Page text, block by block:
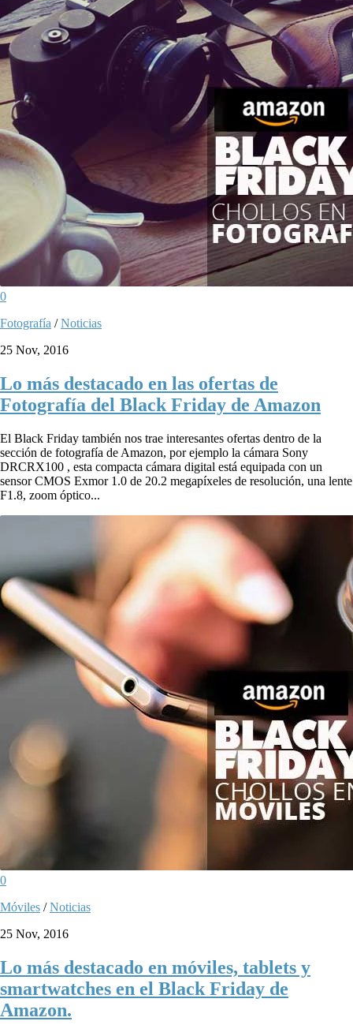
0
Fotografía /Noticias
25 Nov, 2016
Lo más destacado en las ofertas de
Fotografía del Black Friday de Amazon
El Black Friday también nos trae interesantes ofertas dentro de la
sección de fotografía de Amazon, por ejemplo la cámara Sony
DRCRX100 , esta compacta cámara digital está equipada con un
sensor CMOS Exmor 1.0 de 20.2 megapíxeles de resolución, una lente
F1.8, zoom óptico...
0
Móviles /Noticias
25 Nov, 2016
Lo más destacado en móviles, tablets y
smartwatches en el Black Friday de
Amazon.